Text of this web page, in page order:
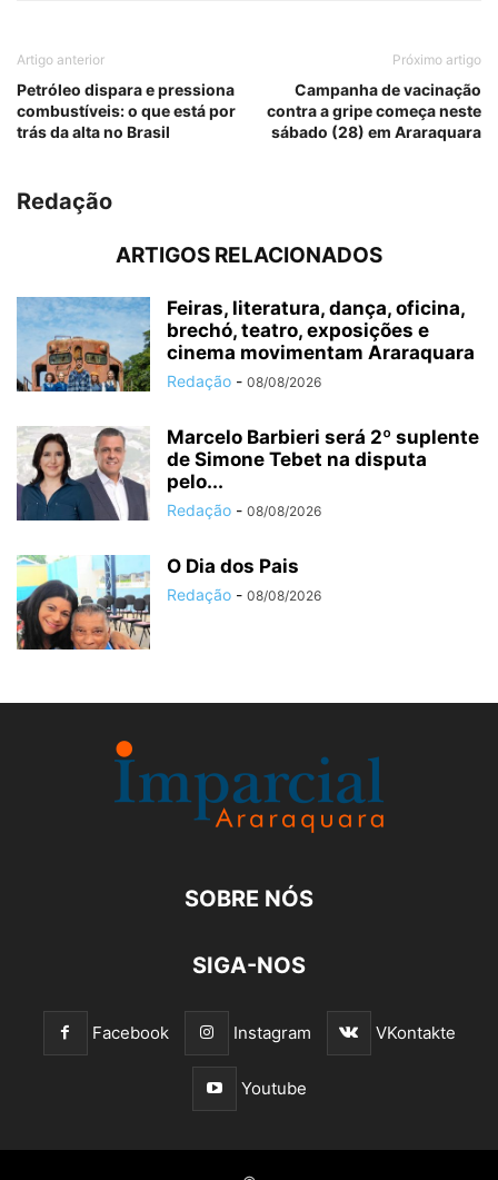
Artigo anterior
Petróleo dispara e pressiona
combustíveis: o que está por
trás da alta no Brasil
Próximo artigo
Campanha de vacinação
contra a gripe começa neste
sábado (28) em Araraquara
Redação
ARTIGOS RELACIONADOS
Feiras, literatura, dança, oficina,
brechó, teatro, exposições e
cinema movimentam Araraquara
Redação - 08/08/2026
Marcelo Barbieri será 2º suplente
de Simone Tebet na disputa
pelo...
Redação - 08/08/2026
O Dia dos Pais
Redação - 08/08/2026
SOBRE NÓS
SIGA-NOS
Facebook Instagram VKontakte
Youtube